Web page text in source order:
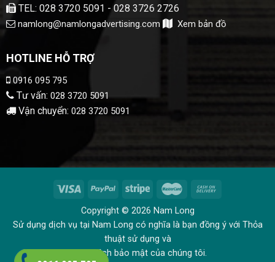
TEL: 028 3720 5091 - 028 3726 2726
namlong@namlongadvertising.com Xem bản đồ
HOTLINE HỖ TRỢ
0916 095 795
Tư vấn: 028 3720 5091
Vận chuyển: 028 3720 5091
Copyright © 2026 Nam Long
Sử dụng dịch vụ tại Nam Long có nghĩa là bạn đồng ý với Thỏa
thuật sử dụng và
Chính sách bảo mật của chúng tôi.